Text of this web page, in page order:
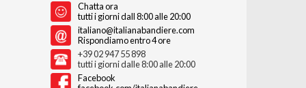
Chatta ora
tutti i giorni dall 8:00 alle 20:00
italiano@italianabandiere.com
Rispondiamo entro 4 ore
+39 02 947 55 898
tutti i giorni dalle 8:00 alle 20:00
Facebook